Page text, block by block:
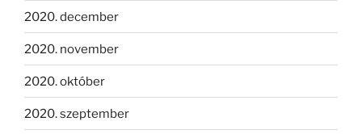
2020. december
2020. november
2020. október
2020. szeptember